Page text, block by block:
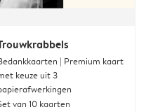
| Premium kaart
keuze uit 3
van 10 kaarten